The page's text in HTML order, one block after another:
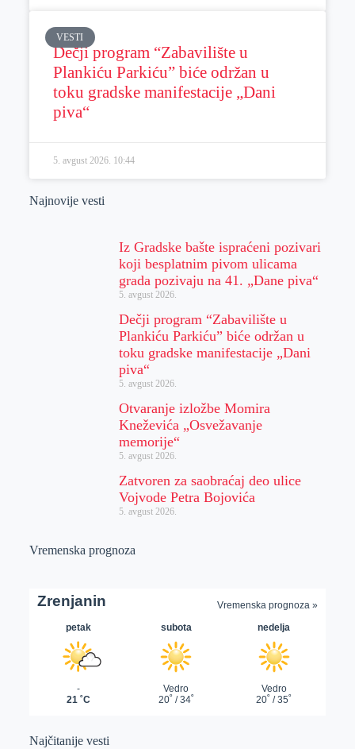
VESTI
Dečji program “Zabavilište u
Plankiću Parkiću” biće održan u
toku gradske manifestacije „Dani
piva“
5. avgust 2026. 10:44
Najnovije vesti
Iz Gradske bašte ispraćeni pozivari
koji besplatnim pivom ulicama
grada pozivaju na 41. „Dane piva“
5. avgust 2026.
Dečji program “Zabavilište u
Plankiću Parkiću” biće održan u
toku gradske manifestacije „Dani
piva“
5. avgust 2026.
Otvaranje izložbe Momira
Kneževića „Osvežavanje
memorije“
5. avgust 2026.
Zatvoren za saobraćaj deo ulice
Vojvode Petra Bojovića
5. avgust 2026.
Vremenska prognoza
Najčitanije vesti